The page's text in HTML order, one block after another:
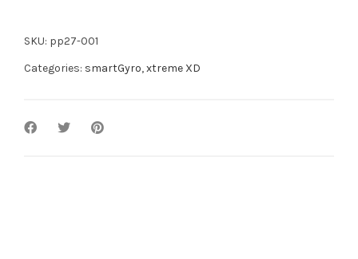
SKU: pp27-001
Categories: smartGyro,xtreme XD